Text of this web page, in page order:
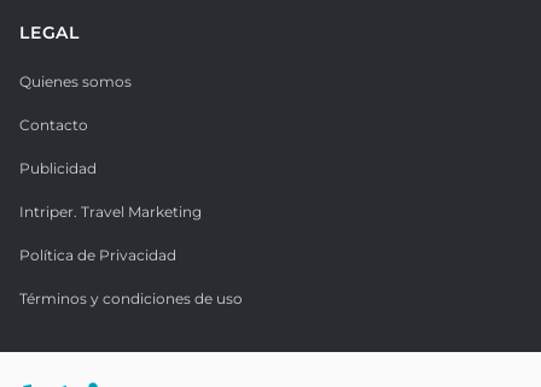
LEGAL
Quienes somos
Contacto
Publicidad
Intriper. Travel Marketing
Política de Privacidad
Términos y condiciones de uso